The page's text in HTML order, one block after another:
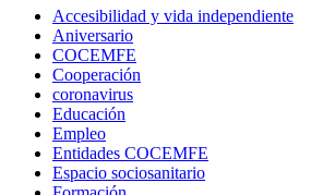
Accesibilidad y vida independiente
Aniversario
COCEMFE
Cooperación
coronavirus
Educación
Empleo
Entidades COCEMFE
Espacio sociosanitario